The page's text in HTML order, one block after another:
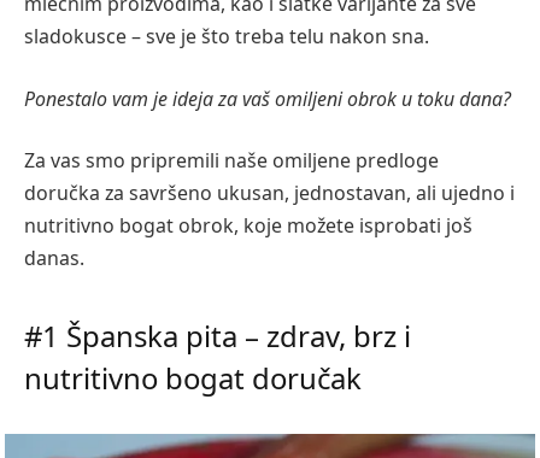
sladokusce – sve je što treba telu nakon sna.
Ponestalo vam je ideja za vaš omiljeni obrok u toku dana?
Za vas smo pripremili naše omiljene predloge
doručka za savršeno ukusan, jednostavan, ali ujedno i
nutritivno bogat obrok, koje možete isprobati još
danas.
#1 Španska pita – zdrav, brz i
nutritivno bogat doručak